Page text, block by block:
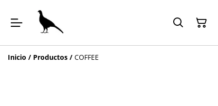
Inicio / Productos / COFFEE